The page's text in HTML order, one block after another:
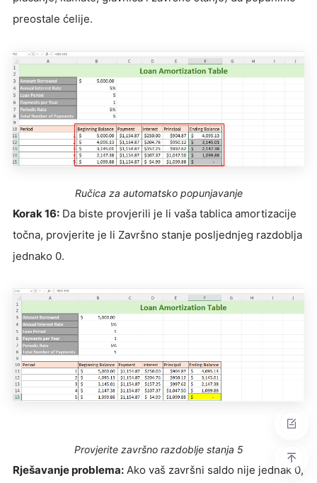
preostale ćelije.
Ručica za automatsko popunjavanje
Korak 16: Da biste provjerili je li vaša tablica amortizacije
točna, provjerite je li Završno stanje posljednjeg razdoblja
jednako 0.
Provjerite završno razdoblje stanja 5
Rješavanje problema: Ako vaš završni saldo nije jednak 0,